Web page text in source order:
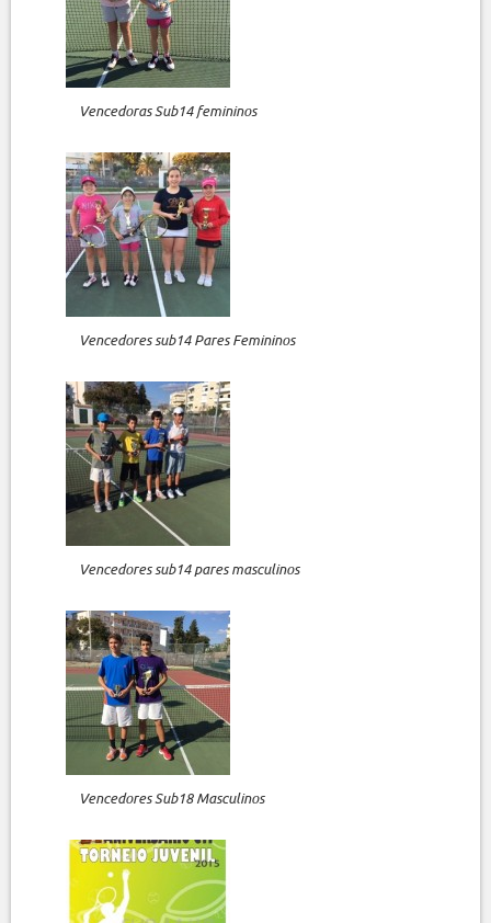
Vencedoras Sub14 femininos
Vencedores sub14 Pares Femininos
Vencedores sub14 pares masculinos
Vencedores Sub18 Masculinos